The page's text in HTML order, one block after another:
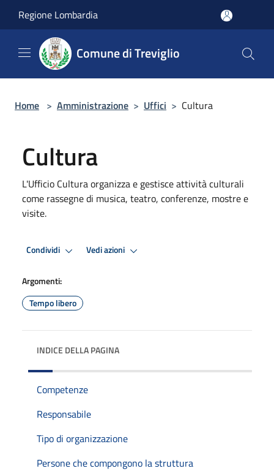
Regione Lombardia
Comune di Treviglio
Home > Amministrazione > Uffici > Cultura
Cultura
L'Ufficio Cultura organizza e gestisce attività culturali
come rassegne di musica, teatro, conferenze, mostre e
visite.
Condividi Vedi azioni
Argomenti:
Tempo libero
INDICE DELLA PAGINA
Competenze
Responsabile
Tipo di organizzazione
Persone che compongono la struttura